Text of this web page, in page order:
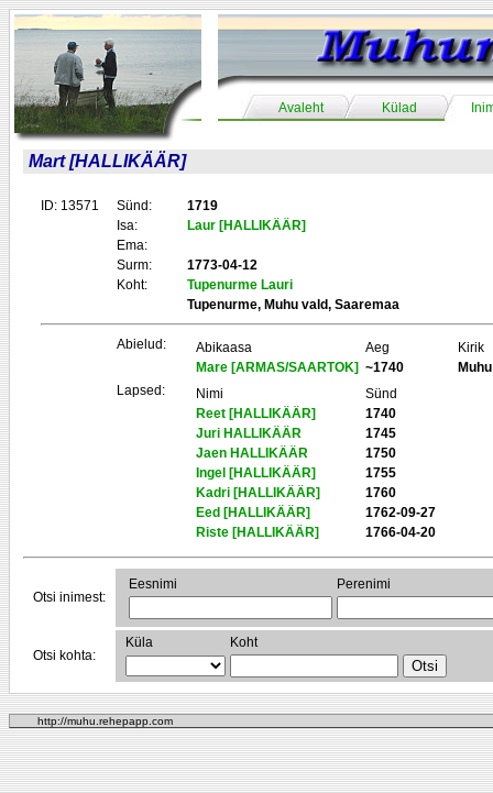
Avaleht Külad
Mart [HALLIKÄÄR]
ID: 13571 Sünd:
1719
Isa:
Laur [HALLIKÄÄR]
Ema:
Surm:
1773-04-12
Koht:
Tupenurme Lauri
Tupenurme, Muhu vald, Saaremaa
Abielud: Abikaasa Aeg
Kirik
Mare [ARMAS/SAARTOK] ~1740
Muhu
Lapsed:
Nimi
Sünd
Reet [HALLIKÄÄR]
1740
Juri HALLIKÄÄR
1745
Jaen HALLIKÄÄR
1750
Ingel [HALLIKÄÄR]
1755
Kadri [HALLIKÄÄR]
1760
Eed [HALLIKÄÄR]
1762-09-27
Riste [HALLIKÄÄR]
1766-04-20
Otsi inimest:
Eesnimi Perenimi
Otsi kohta:
Küla Koht
http://muhu.rehepapp.com